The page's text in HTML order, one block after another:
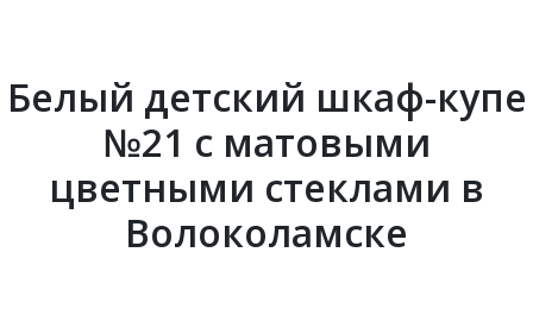
Белый детский шкаф-купе
№21 с матовыми
цветными стеклами в
Волоколамске